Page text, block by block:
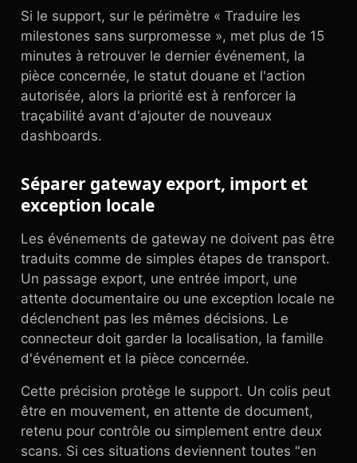
Si le support, sur le périmètre « Traduire les
milestones sans surpromesse », met plus de 15
minutes à retrouver le dernier événement, la
pièce concernée, le statut douane et l'action
autorisée, alors la priorité est à renforcer la
traçabilité avant d'ajouter de nouveaux
dashboards.
Séparer gateway export, import et
exception locale
Les événements de gateway ne doivent pas être
traduits comme de simples étapes de transport.
Un passage export, une entrée import, une
attente documentaire ou une exception locale ne
déclenchent pas les mêmes décisions. Le
connecteur doit garder la localisation, la famille
d'événement et la pièce concernée.
Cette précision protège le support. Un colis peut
être en mouvement, en attente de document,
retenu pour contrôle ou simplement entre deux
scans. Si ces situations deviennent toutes "en